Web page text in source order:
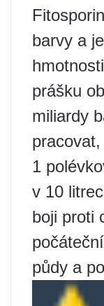
barvy a
prášku
miliardy
1
v 10
boji proti
půdy a